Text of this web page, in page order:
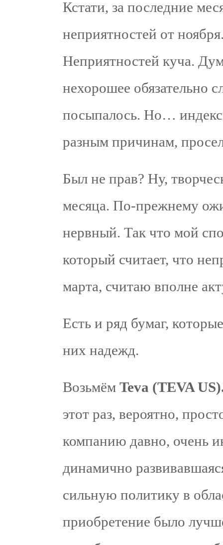
Кстати, за последние
неприятностей от
Неприятностей куча.
нехорошее обязательно
посыпалось. Но…
разным причинам,
Был не прав? Ну,
месяца. По-прежнему
нервный. Так что мой
который считает, что
марта, считаю вполне
Есть и ряд бумаг,
них надежд.
Возьмём Teva (TEVA
этот раз, вероятно,
компанию давно, очень
динамично
сильную политику в
приобретение было